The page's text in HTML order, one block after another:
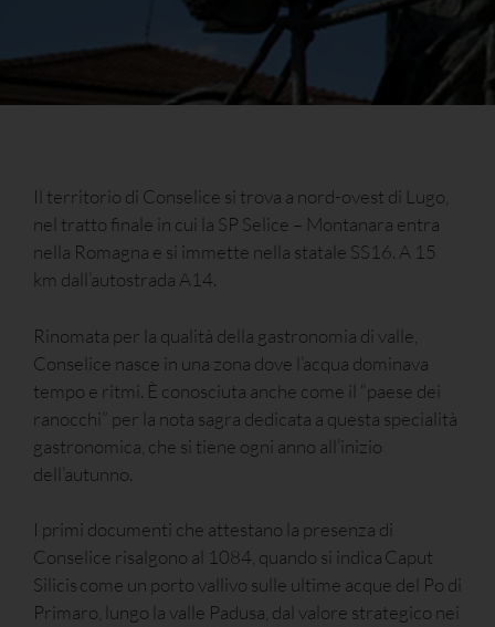
Il territorio di Conselice si trova a nord-ovest di Lugo,
nel tratto finale in cui la SP Selice – Montanara entra
nella Romagna e si immette nella statale SS16. A 15
km dall’autostrada A14.
Rinomata per la qualità della gastronomia di valle,
Conselice nasce in una zona dove l’acqua dominava
tempo e ritmi. È conosciuta anche come il “paese dei
ranocchi” per la nota sagra dedicata a questa specialità
gastronomica, che si tiene ogni anno all’inizio
dell’autunno.
I primi documenti che attestano la presenza di
Conselice risalgono al 1084, quando si indica Caput
Silicis come un porto vallivo sulle ultime acque del Po di
Primaro, lungo la valle Padusa, dal valore strategico nei